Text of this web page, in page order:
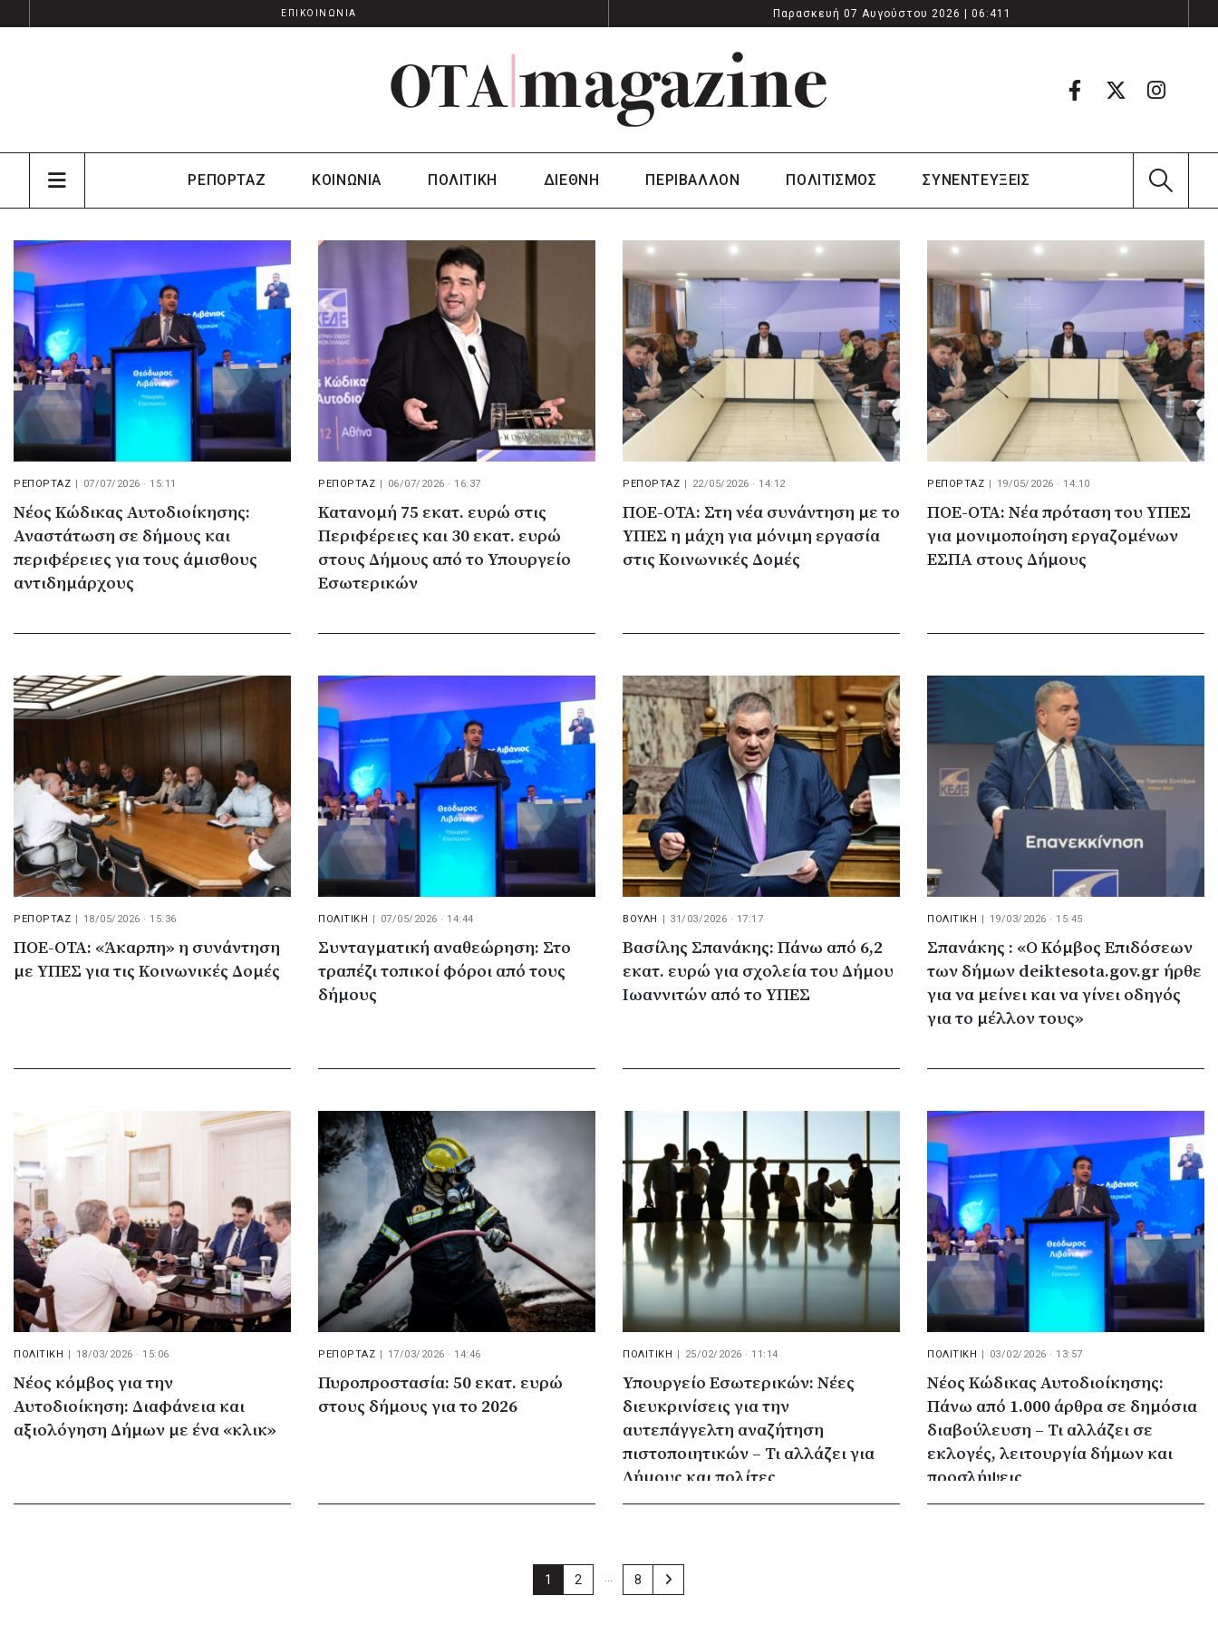
ΕΠΙΚΟΙΝΩΝΙΑ Παρασκευή 07 Αυγούστου 2026 | 06:411
ΡΕΠΟΡΤΑΖ ΚΟΙΝΩΝΙΑ ΠΟΛΙΤΙΚΗ ΔΙΕΘΝΗ ΠΕΡΙΒΑΛΛΟΝ ΠΟΛΙΤΙΣΜΟΣ ΣΥΝΕΝΤΕΥΞΕΙΣ
ΡΕΠΟΡΤΑΖ | 07/07/2026 · 15:11
Νέος Κώδικας Αυτοδιοίκησης:
Αναστάτωση σε δήμους και
περιφέρειες για τους άμισθους
αντιδημάρχους
ΡΕΠΟΡΤΑΖ | 06/07/2026 · 16:37
Κατανομή 75 εκατ. ευρώ στις
Περιφέρειες και 30 εκατ. ευρώ
στους Δήμους από το Υπουργείο
Εσωτερικών
ΡΕΠΟΡΤΑΖ | 22/05/2026 · 14:12
ΠΟΕ-ΟΤΑ: Στη νέα συνάντηση με το
ΥΠΕΣ η μάχη για μόνιμη εργασία
στις Κοινωνικές Δομές
ΡΕΠΟΡΤΑΖ | 19/05/2026 · 14:10
ΠΟΕ-ΟΤΑ: Νέα πρόταση του ΥΠΕΣ
για μονιμοποίηση εργαζομένων
ΕΣΠΑ στους Δήμους
ΡΕΠΟΡΤΑΖ | 18/05/2026 · 15:36
ΠΟΕ-ΟΤΑ: «Άκαρπη» η συνάντηση
με ΥΠΕΣ για τις Κοινωνικές Δομές
ΠΟΛΙΤΙΚΗ | 07/05/2026 · 14:44
Συνταγματική αναθεώρηση: Στο
τραπέζι τοπικοί φόροι από τους
δήμους
ΒΟΥΛΗ | 31/03/2026 · 17:17
Βασίλης Σπανάκης: Πάνω από 6,2
εκατ. ευρώ για σχολεία του Δήμου
Ιωαννιτών από το ΥΠΕΣ
ΠΟΛΙΤΙΚΗ | 19/03/2026 · 15:45
Σπανάκης : «Ο Κόμβος Επιδόσεων
των δήμων deiktesota.gov.gr ήρθε
για να μείνει και να γίνει οδηγός
για το μέλλον τους»
ΠΟΛΙΤΙΚΗ | 18/03/2026 · 15:06
Νέος κόμβος για την
Αυτοδιοίκηση: Διαφάνεια και
αξιολόγηση Δήμων με ένα «κλικ»
ΡΕΠΟΡΤΑΖ | 17/03/2026 · 14:46
Πυροπροστασία: 50 εκατ. ευρώ
στους δήμους για το 2026
ΠΟΛΙΤΙΚΗ | 25/02/2026 · 11:14
Υπουργείο Εσωτερικών: Νέες
διευκρινίσεις για την
αυτεπάγγελτη αναζήτηση
πιστοποιητικών – Τι αλλάζει για
Δήμους και πολίτες
ΠΟΛΙΤΙΚΗ | 03/02/2026 · 13:57
Νέος Κώδικας Αυτοδιοίκησης:
Πάνω από 1.000 άρθρα σε δημόσια
διαβούλευση – Τι αλλάζει σε
εκλογές, λειτουργία δήμων και
προσλήψεις
1 2 8